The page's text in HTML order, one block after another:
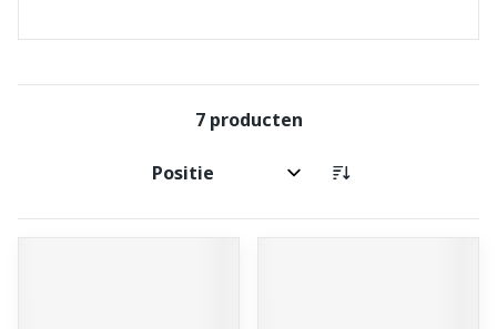
7producten
Sorteer op: